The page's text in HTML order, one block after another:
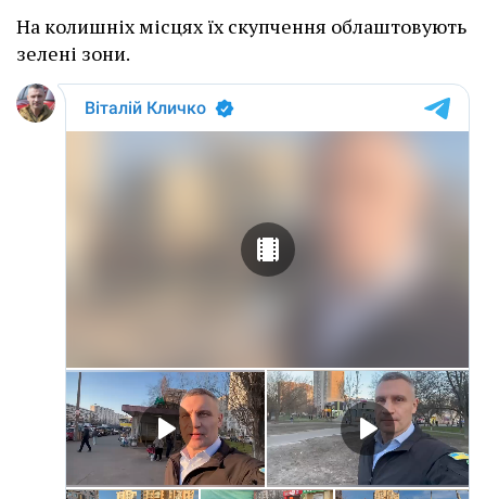
На колишніх місцях їх скупчення облаштовують
зелені зони.